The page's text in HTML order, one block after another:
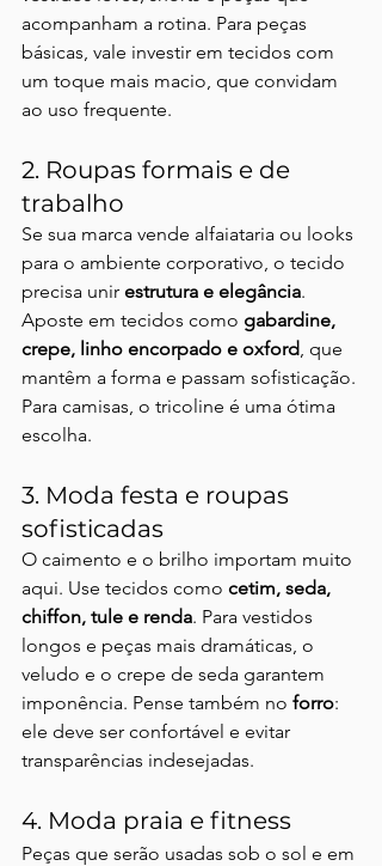
acompanham a rotina. Para peças
básicas, vale investir em tecidos com
um toque mais macio, que convidam
ao uso frequente.
2. Roupas formais e de
trabalho
Se sua marca vende alfaiataria ou looks
para o ambiente corporativo, o tecido
precisa unir estrutura e elegância.
Aposte em tecidos como gabardine,
crepe, linho encorpado e oxford, que
mantêm a forma e passam sofisticação.
Para camisas, o tricoline é uma ótima
escolha.
3. Moda festa e roupas
sofisticadas
O caimento e o brilho importam muito
aqui. Use tecidos como cetim, seda,
chiffon, tule e renda. Para vestidos
longos e peças mais dramáticas, o
veludo e o crepe de seda garantem
imponência. Pense também no forro:
ele deve ser confortável e evitar
transparências indesejadas.
4. Moda praia e fitness
Peças que serão usadas sob o sol e em